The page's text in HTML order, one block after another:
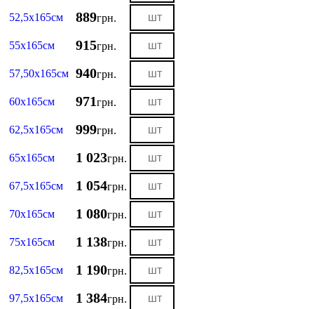
52,5х165см 889грн.
55х165см 915грн.
57,50х165см 940грн.
60х165см 971грн.
62,5х165см 999грн.
65х165см 1 023грн.
67,5х165см 1 054грн.
70х165см 1 080грн.
75х165см 1 138грн.
82,5х165см 1 190грн.
97,5х165см 1 384грн.